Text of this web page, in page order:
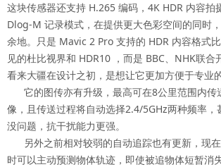
这块传感器还支持 H.265 编码，4K HDR 内容
Dlog-M 记录模式，在提供更大色彩空间的同时
余地。只是 Mavic 2 Pro 支持的 HDR 内容格式
见的杜比视界和 HDR10 ，而是 BBC、NHK联合
看来大疆在设计之初，是想让它更加方便于专业
它的图传亦有升级，最高可在8公里范围内传
像，且传送过程将自动选择2.4/5GHz两种频率，
没问题，抗干扰能力更强。
另外之前相对较弱的自动追踪也有更新，现
时可以主动预测物体轨迹，即使被追物体短暂消